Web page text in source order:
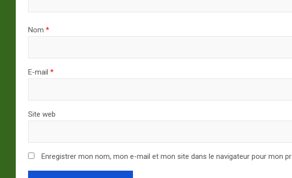
Nom *
E-mail *
Site web
Enregistrer mon nom, mon e-mail et mon site dans le navigateur pour mon